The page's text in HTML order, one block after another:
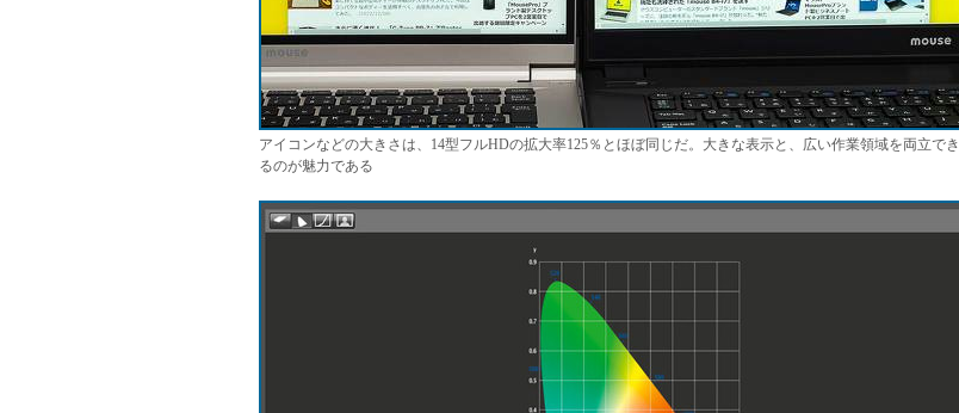
アイコンなどの大きさは、14型フルHDの拡大率125％とほぼ同じだ。大きな表示と、広い作業領域を両立でき
るのが魅力である